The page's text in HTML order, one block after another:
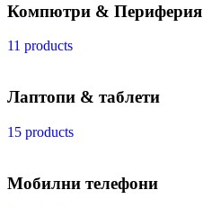
Компютри & Периферия
11 products
Лаптопи & таблети
15 products
Мобилни телефони